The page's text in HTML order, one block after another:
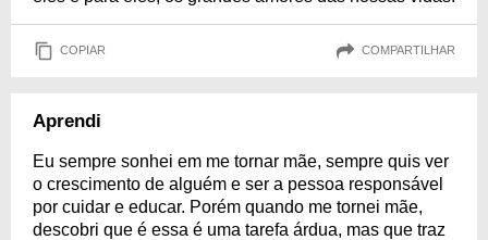
COPIAR COMPARTILHAR
Aprendi
Eu sempre sonhei em me tornar mãe, sempre quis ver
o crescimento de alguém e ser a pessoa responsável
por cuidar e educar. Porém quando me tornei mãe,
descobri que é essa é uma tarefa árdua, mas que traz